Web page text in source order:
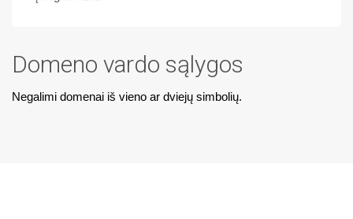
Domeno vardo sąlygos
Negalimi domenai iš vieno ar dviejų simbolių.